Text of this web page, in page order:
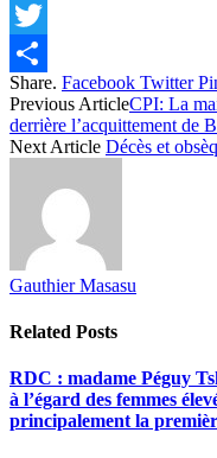
Facebook
Twitter
Share
Share. Facebook Twitter
Previous ArticleCPI: La
derrière l’acquittement de
Next Article Décès et
Gauthier Masasu
Related Posts
RDC : madame Péguy
à l’égard des femmes
principalement la